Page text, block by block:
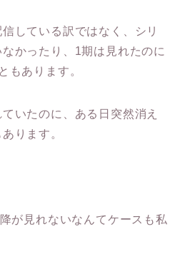
している訳ではなく、シリ
かったり、1期は見れたのに
もあります。
いたのに、ある日突然消え
ります。
が見れないなんてケースも私